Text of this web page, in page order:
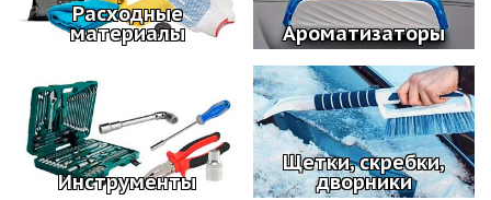
Расходные
материалы Ароматизаторы
Инструменты
Щетки, скребки,
дворники